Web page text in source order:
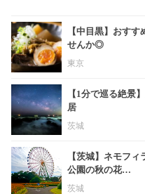
【中目黒】おす
せんか◎
東京
【1分で巡る絶景
居
茨城
【茨城】ネモフ
公園の秋の花…
茨城